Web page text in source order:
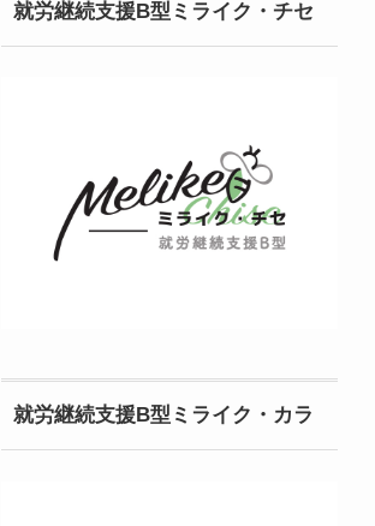
就労継続支援B型ミライク・チセ
就労継続支援B型ミライク・カラ